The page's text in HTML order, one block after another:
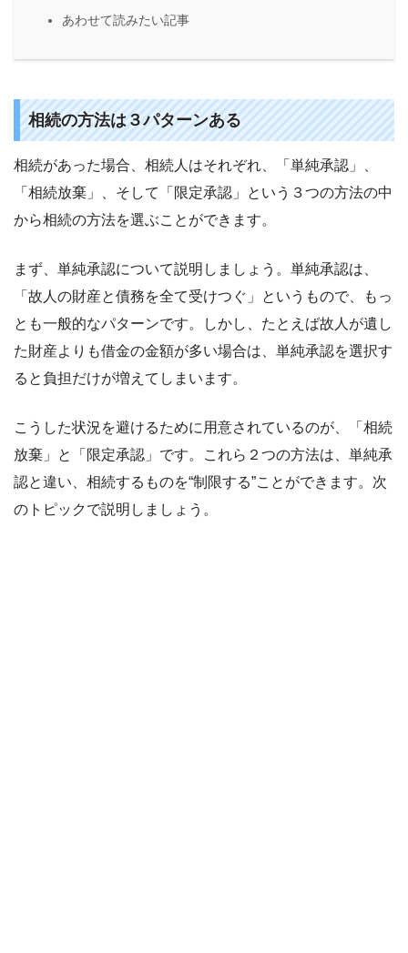
あわせて読みたい記事
相続の方法は３パターンある
相続があった場合、相続人はそれぞれ、「単純承認」、
「相続放棄」、そして「限定承認」という３つの方法の中
から相続の方法を選ぶことができます。
まず、単純承認について説明しましょう。単純承認は、
「故人の財産と債務を全て受けつぐ」というもので、もっ
とも一般的なパターンです。しかし、たとえば故人が遺し
た財産よりも借金の金額が多い場合は、単純承認を選択す
ると負担だけが増えてしまいます。
こうした状況を避けるために用意されているのが、「相続
放棄」と「限定承認」です。これら２つの方法は、単純承
認と違い、相続するものを“制限する”ことができます。次
のトピックで説明しましょう。